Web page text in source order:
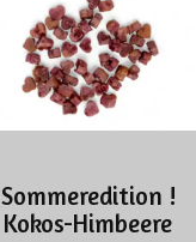
Sommeredition !
Kokos-Himbeere